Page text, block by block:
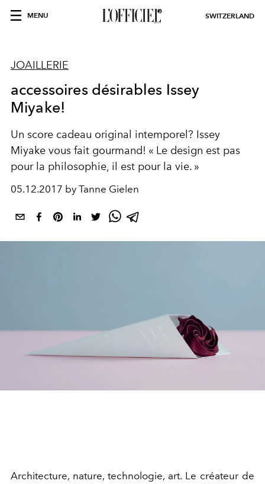
MENU SWITZERLAND
JOAILLERIE
accessoires désirables Issey
Miyake!
Un score cadeau original intemporel? Issey
Miyake vous fait gourmand! « Le design est pas
pour la philosophie, il est pour la vie. »
05.12.2017 by Tanne Gielen
Architecture, nature, technologie, art. Le créateur de